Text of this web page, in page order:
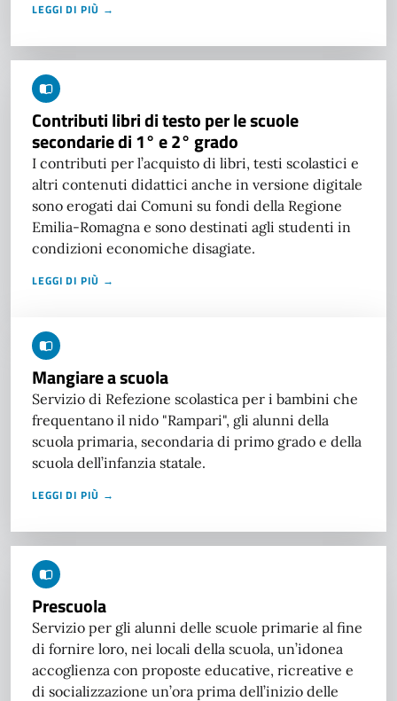
LEGGI DI PIÙ →
Contributi libri di testo per le scuole
secondarie di 1° e 2° grado
I contributi per l’acquisto di libri, testi scolastici e
altri contenuti didattici anche in versione digitale
sono erogati dai Comuni su fondi della Regione
Emilia-Romagna e sono destinati agli studenti in
condizioni economiche disagiate.
LEGGI DI PIÙ →
Mangiare a scuola
Servizio di Refezione scolastica per i bambini che
frequentano il nido "Rampari", gli alunni della
scuola primaria, secondaria di primo grado e della
scuola dell’infanzia statale.
LEGGI DI PIÙ →
Prescuola
Servizio per gli alunni delle scuole primarie al fine
di fornire loro, nei locali della scuola, un’idonea
accoglienza con proposte educative, ricreative e
di socializzazione un’ora prima dell’inizio delle